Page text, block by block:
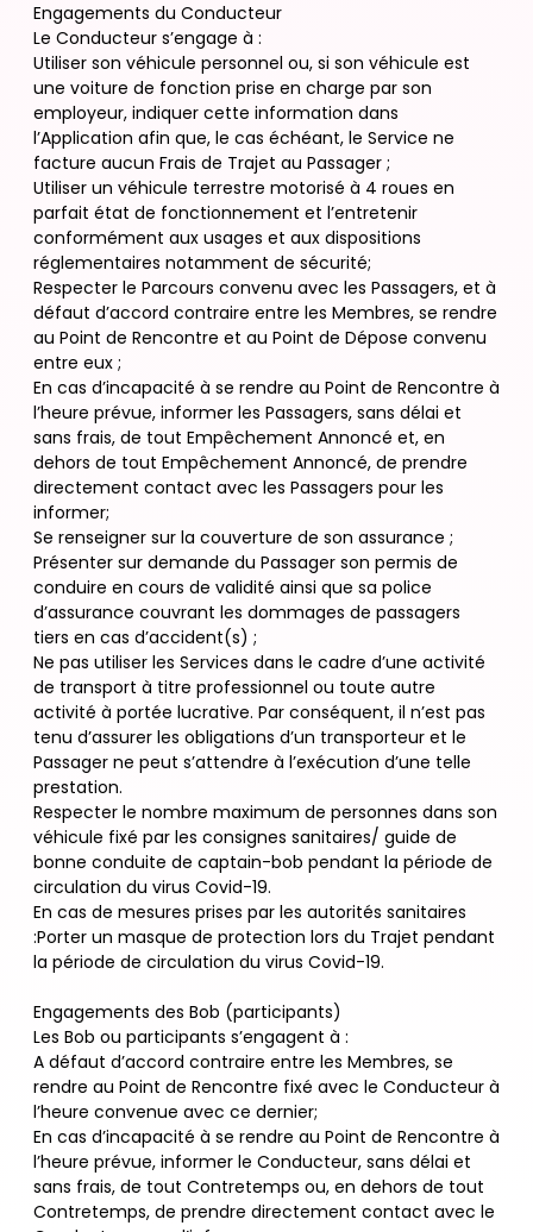
Engagements du Conducteur
Le Conducteur s’engage à :
Utiliser son véhicule personnel ou, si son véhicule est
une voiture de fonction prise en charge par son
employeur, indiquer cette information dans
l’Application afin que, le cas échéant, le Service ne
facture aucun Frais de Trajet au Passager ;
Utiliser un véhicule terrestre motorisé à 4 roues en
parfait état de fonctionnement et l’entretenir
conformément aux usages et aux dispositions
réglementaires notamment de sécurité;
Respecter le Parcours convenu avec les Passagers, et à
défaut d’accord contraire entre les Membres, se rendre
au Point de Rencontre et au Point de Dépose convenu
entre eux ;
En cas d’incapacité à se rendre au Point de Rencontre à
l’heure prévue, informer les Passagers, sans délai et
sans frais, de tout Empêchement Annoncé et, en
dehors de tout Empêchement Annoncé, de prendre
directement contact avec les Passagers pour les
informer;
Se renseigner sur la couverture de son assurance ;
Présenter sur demande du Passager son permis de
conduire en cours de validité ainsi que sa police
d’assurance couvrant les dommages de passagers
tiers en cas d’accident(s) ;
Ne pas utiliser les Services dans le cadre d’une activité
de transport à titre professionnel ou toute autre
activité à portée lucrative. Par conséquent, il n’est pas
tenu d’assurer les obligations d’un transporteur et le
Passager ne peut s’attendre à l’exécution d’une telle
prestation.
Respecter le nombre maximum de personnes dans son
véhicule fixé par les consignes sanitaires/ guide de
bonne conduite de captain-bob pendant la période de
circulation du virus Covid-19.
En cas de mesures prises par les autorités sanitaires
:Porter un masque de protection lors du Trajet pendant
la période de circulation du virus Covid-19.
Engagements des Bob (participants)
Les Bob ou participants s’engagent à :
A défaut d’accord contraire entre les Membres, se
rendre au Point de Rencontre fixé avec le Conducteur à
l’heure convenue avec ce dernier;
En cas d’incapacité à se rendre au Point de Rencontre à
l’heure prévue, informer le Conducteur, sans délai et
sans frais, de tout Contretemps ou, en dehors de tout
Contretemps, de prendre directement contact avec le